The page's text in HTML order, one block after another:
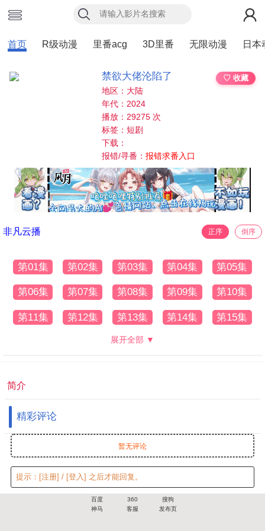
首页 R级动漫 里番acg 3D里番 无限动漫 日本
禁欲大佬沦陷了
♡ 收藏
地区：大陆
年代：2024
播放：29275 次
标签：短剧
下载：
报错/寻番：报错求番入口
非凡云播 正序 倒序
第01集 第02集 第03集 第04集 第05集
第06集 第07集 第08集 第09集 第10集
第11集 第12集 第13集 第14集 第15集
展开全部 ▼
简介
精彩评论
暂无评论
提示： [注册] / [登入] 之后才能回复。
百度 360
搜狗
神马
客服 发布页